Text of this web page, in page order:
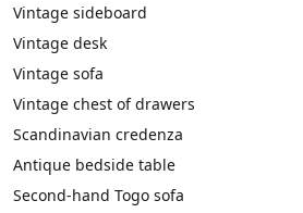
Vintage sideboard
Vintage desk
Vintage sofa
Vintage chest of drawers
Scandinavian credenza
Antique bedside table
Second-hand Togo sofa